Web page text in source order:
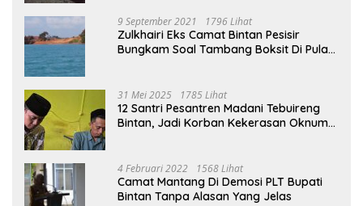
9 September 2021 1796 Lihat
Zulkhairi Eks Camat Bintan Pesisir
Bungkam Soal Tambang Boksit Di Pulau
31 Mei 2025 1785 Lihat
12 Santri Pesantren Madani Tebuireng
Bintan, Jadi Korban Kekerasan Oknum
4 Februari 2022 1568 Lihat
Camat Mantang Di Demosi PLT Bupati
Bintan Tanpa Alasan Yang Jelas